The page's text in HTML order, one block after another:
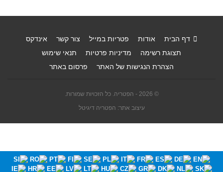
דף הבית אודות פטריות במייל צור קשר
אינדקס
תצוגת רשימה
מדיניות פרטיות
תנאי שימוש
הצהרת הנגישות של האתר
פרסום באתר
© 2026 - הפטריה. כל הזכויות שמורות.
עיצוב אתר: הפטריה דיגיטל